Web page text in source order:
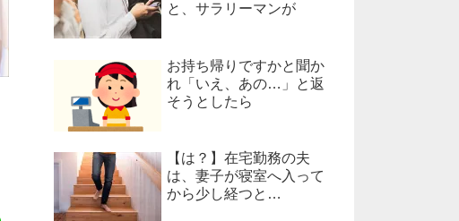
と、サラリーマンが
お持ち帰りですかと聞か
れ「いえ、あの…」と返
そうとしたら
【は？】在宅勤務の夫
は、妻子が寝室へ入って
から少し経つと…